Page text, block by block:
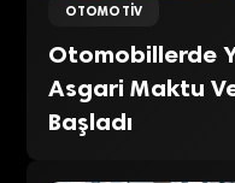
OTOMOTIV
Otomobillerde
Asgari Maktu
Başladı